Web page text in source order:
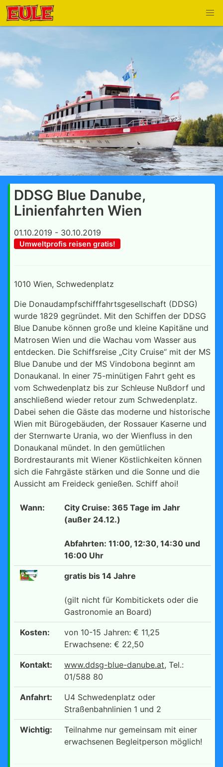
DDSG Blue Danube,
Linienfahrten Wien
01.10.2019 - 30.10.2019
Umweltprofis reisen gratis!
1010 Wien, Schwedenplatz
Die Donaudampfschifffahrtsgesellschaft (DDSG)
wurde 1829 gegründet. Mit den Schiffen der DDSG
Blue Danube können große und kleine Kapitäne und
Matrosen Wien und die Wachau vom Wasser aus
entdecken. Die Schiffsreise „City Cruise“ mit der MS
Blue Danube und der MS Vindobona beginnt am
Donaukanal. In einer 75-minütigen Fahrt geht es
vom Schwedenplatz bis zur Schleuse Nußdorf und
anschließend wieder retour zum Schwedenplatz.
Dabei sehen die Gäste das moderne und historische
Wien mit Bürogebäuden, der Rossauer Kaserne und
der Sternwarte Urania, wo der Wienfluss in den
Donaukanal mündet. In den gemütlichen
Bordrestaurants mit Wiener Köstlichkeiten können
sich die Fahrgäste stärken und die Sonne und die
Aussicht am Freideck genießen. Schiff ahoi!
Wann:
City Cruise: 365 Tage im Jahr
(außer 24.12.)
Abfahrten: 11:00, 12:30, 14:30 und
16:00 Uhr
gratis bis 14 Jahre
(gilt nicht für Kombitickets oder die
Gastronomie an Board)
Kosten:
von 10-15 Jahren: € 11,25
Erwachsene: € 22,50
Kontakt: www.ddsg-blue-danube.at, Tel.:
01/588 80
Anfahrt:
U4 Schwedenplatz oder
Straßenbahnlinien 1 und 2
Wichtig:
Teilnahme nur gemeinsam mit einer
erwachsenen Begleitperson möglich!